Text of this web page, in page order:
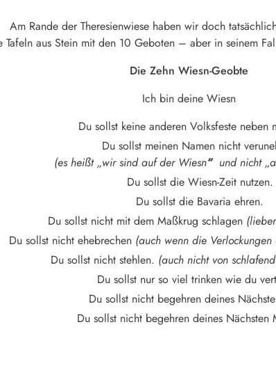
Am Rande der Theresienwiese haben wir doch
aus Stein mit den 10 Geboten – aber in seinem
Die Zehn Wiesn-Geobte
Ich bin deine Wiesn
Du sollst keine anderen Volksfeste neben
Du sollst meinen Namen nicht
(es heißt „wir sind auf der Wiesn“ und nicht
Du sollst die Wiesn-Zeit nutzen.
Du sollst die Bavaria ehren.
Du sollst nicht mit dem Maßkrug schlagen
Du sollst nicht ehebrechen (auch wenn die
Du sollst nicht stehlen. (auch nicht von
Du sollst nur so viel trinken wie du
Du sollst nicht begehren deines
Du sollst nicht begehren deines Nächsten